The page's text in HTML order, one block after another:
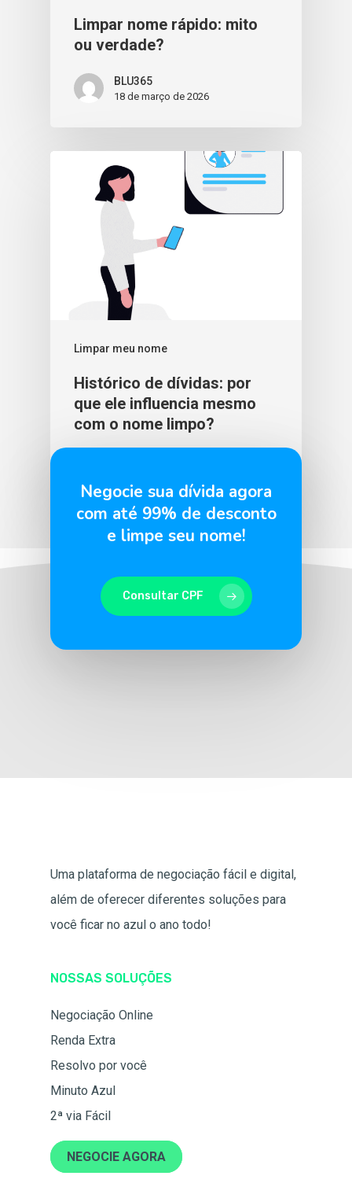
Limpar nome rápido: mito
ou verdade?
BLU365
18 de março de 2026
Limpar meu nome
Histórico de dívidas: por
que ele influencia mesmo
com o nome limpo?
Negocie sua dívida agora
com até 99% de desconto
e limpe seu nome!
Consultar CPF
Uma plataforma de negociação fácil e digital,
além de oferecer diferentes soluções para
você ficar no azul o ano todo!
NOSSAS SOLUÇÕES
Negociação Online
Renda Extra
Resolvo por você
Minuto Azul
2ª via Fácil
NEGOCIE AGORA